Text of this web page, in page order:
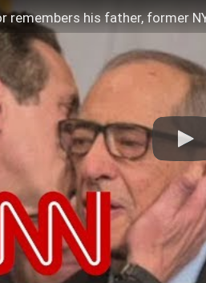
remembers his father, former